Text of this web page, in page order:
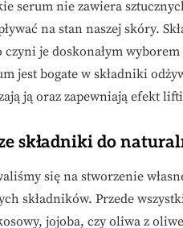
serum nie zawiera
na stan naszej skóry.
je doskonałym
jest bogate w składniki
ją oraz zapewniają efekt
składniki do
się na stworzenie
składników. Przede
jojoba, czy oliwa z